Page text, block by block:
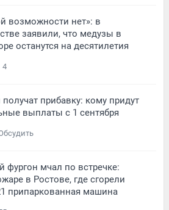
возможности нет»: в
заявили, что медузы в
останутся на десятилетия
4
прибавку: кому придут
выплаты с 1 сентября
мчал по встречке:
в Ростове, где сгорели
припаркованная машина